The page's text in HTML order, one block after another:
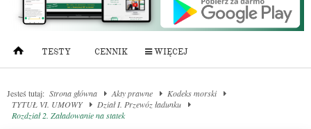
TESTY CENNIK WIĘCEJ
Jesteś tutaj: Strona główna Akty prawne
Kodeks morski
TYTUŁ VI. UMOWY
Dział I. Przewóz ładunku
Rozdział 2. Załadowanie na statek